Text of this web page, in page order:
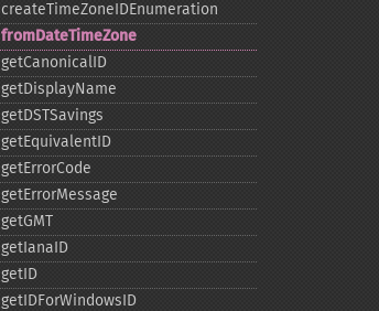
createTimeZoneIDEnumeration
fromDateTimeZone
getCanonicalID
getDisplayName
getDSTSavings
getEquivalentID
getErrorCode
getErrorMessage
getGMT
getIanaID
getID
getIDForWindowsID